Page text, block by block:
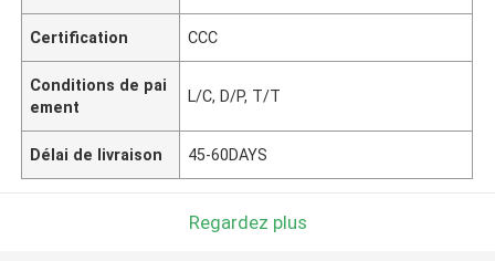
Certification CCC
Conditions de pai
ement
L/C, D/P, T/T
Délai de livraison 45-60DAYS
Regardez plus